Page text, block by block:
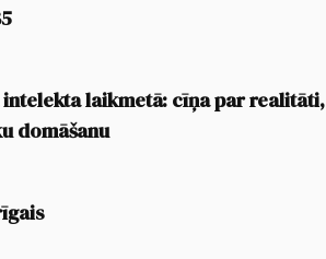
laikmetā: cīņa par realitāti,
domāšanu